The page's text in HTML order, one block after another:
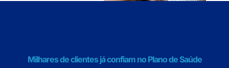
Milhares de clientes já confiam no Plano de Saúde